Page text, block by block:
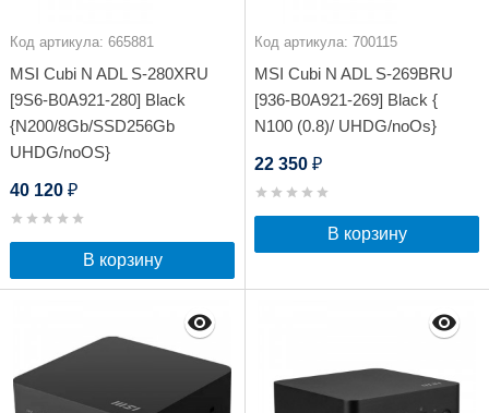
Код артикула: 665881
MSI Cubi N ADL S-280XRU
[9S6-B0A921-280] Black
{N200/8Gb/SSD256Gb
UHDG/noOS}
40 120 ₽
В корзину
Код артикула: 700115
MSI Cubi N ADL S-269BRU
[936-B0A921-269] Black {
N100 (0.8)/ UHDG/noOs}
22 350 ₽
В корзину